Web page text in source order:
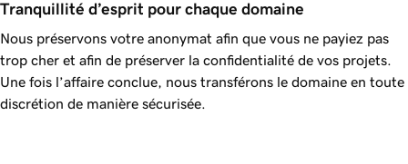
Tranquillité d’esprit pour chaque domaine
Nous préservons votre anonymat afin que vous ne payiez pas
trop cher et afin de préserver la confidentialité de vos projets.
Une fois l’affaire conclue, nous transférons le domaine en toute
discrétion de manière sécurisée.